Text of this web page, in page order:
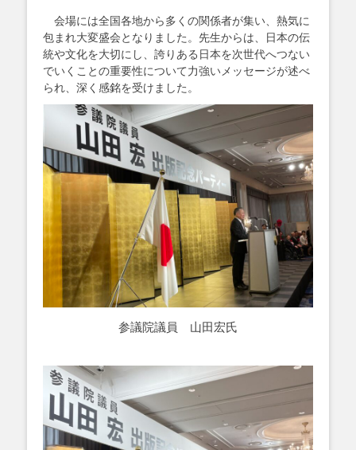
会場には全国各地から多くの関係者が集い、熱気に
包まれ大変盛会となりました。先生からは、日本の伝
統や文化を大切にし、誇りある日本を次世代へつない
でいくことの重要性について力強いメッセージが述べ
られ、深く感銘を受けました。
参議院議員 山田宏氏